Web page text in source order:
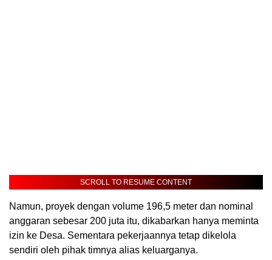
SCROLL TO RESUME CONTENT
Namun, proyek dengan volume 196,5 meter dan nominal
anggaran sebesar 200 juta itu, dikabarkan hanya meminta
izin ke Desa. Sementara pekerjaannya tetap dikelola
sendiri oleh pihak timnya alias keluarganya.